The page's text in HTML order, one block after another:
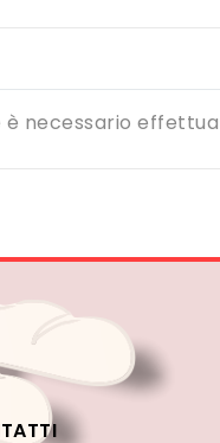
necessario